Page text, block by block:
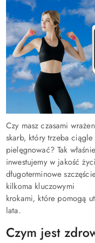
Czy masz czasami
skarb, który trzeba ciągle
pielęgnować? Tak
inwestujemy w jakość
długoterminowe
kilkoma kluczowymi
krokami, które pomogą
lata.
Czym jest